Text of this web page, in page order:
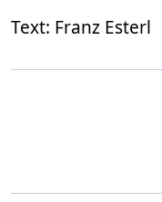
Text: Franz Esterl